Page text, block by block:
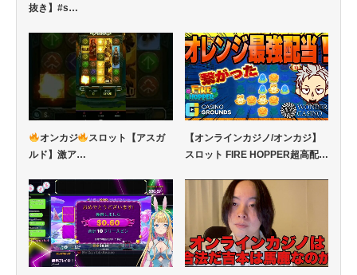
抜き】#s…
オンカジ
スロット【アスガ
ルド】激ア…
【オンラインカジノ/オンカジ】
スロット FIRE HOPPER超高配…